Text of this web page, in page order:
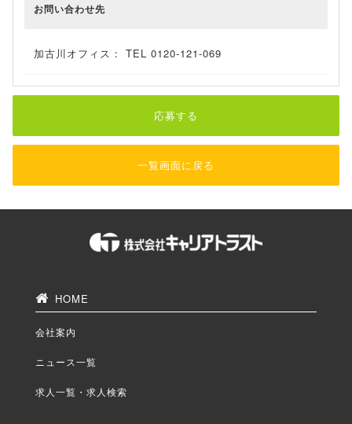
お問い合わせ先
加古川オフィス： TEL 0120-121-069
応募する
一覧画面に戻る
HOME
会社案内
ニュース一覧
求人一覧・求人検索